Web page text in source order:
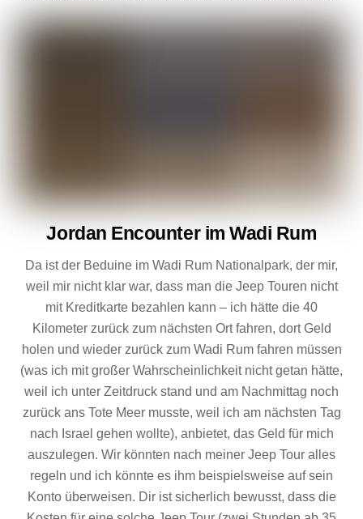
Jordan Encounter im Wadi Rum
Da ist der Beduine im Wadi Rum Nationalpark, der mir,
weil mir nicht klar war, dass man die Jeep Touren nicht
mit Kreditkarte bezahlen kann – ich hätte die 40
Kilometer zurück zum nächsten Ort fahren, dort Geld
holen und wieder zurück zum Wadi Rum fahren müssen
(was ich mit großer Wahrscheinlichkeit nicht getan hätte,
weil ich unter Zeitdruck stand und am Nachmittag noch
zurück ans Tote Meer musste, weil ich am nächsten Tag
nach Israel gehen wollte), anbietet, das Geld für mich
auszulegen. Wir könnten nach meiner Jeep Tour alles
regeln und ich könnte es ihm beispielsweise auf sein
Konto überweisen. Dir ist sicherlich bewusst, dass die